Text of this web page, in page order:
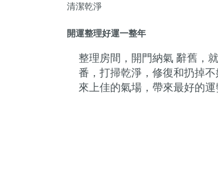
清潔乾淨
開運整理好運一整年
整理房間，開門納氣 辭舊，
番，打掃乾淨，修復和扔掉
來上佳的氣場，帶來最好的運